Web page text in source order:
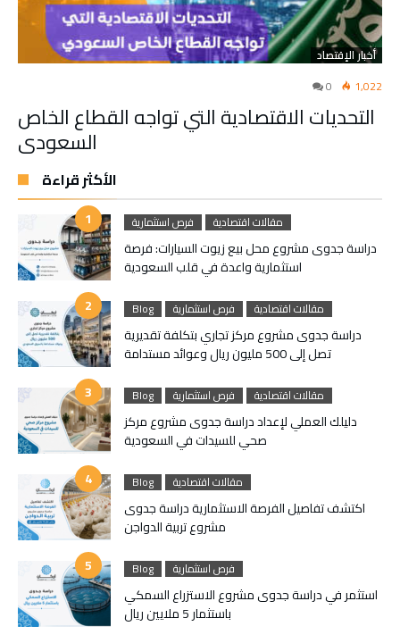
أخبار الإقتصاد
0
1,022
التحديات الاقتصادية التي تواجه القطاع الخاص
السعودي
الأكثر قراءة
فرص استثمارية مقالات اقتصادية
دراسة جدوى مشروع محل بيع زيوت السيارات: فرصة
استثمارية واعدة في قلب السعودية
Blog فرص استثمارية مقالات اقتصادية
دراسة جدوى مشروع مركز تجاري بتكلفة تقديرية
تصل إلى 500 مليون ريال وعوائد مستدامة
Blog فرص استثمارية مقالات اقتصادية
دليلك العملي لإعداد دراسة جدوى مشروع مركز
صحي للسيدات في السعودية
Blog مقالات اقتصادية
اكتشف تفاصيل الفرصة الاستثمارية دراسة جدوى
مشروع تربية الدواجن
Blog فرص استثمارية
استثمر في دراسة جدوى مشروع الاستزراع السمكي
باستثمار 5 ملايين ريال